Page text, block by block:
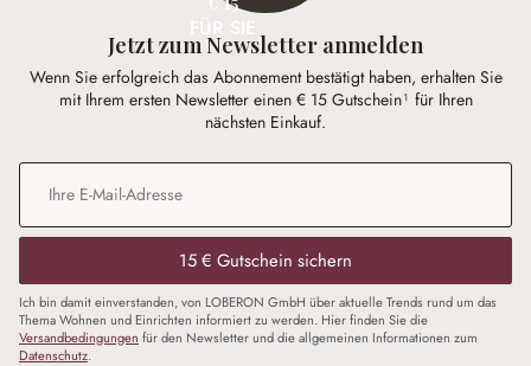
Jetzt zum Newsletter anmelden
Wenn Sie erfolgreich das Abonnement bestätigt haben, erhalten Sie
mit Ihrem ersten Newsletter einen € 15 Gutschein¹ für Ihren
nächsten Einkauf.
E-Mail-Adresse*
15 € Gutschein sichern
Ich bin damit einverstanden, von LOBERON GmbH über aktuelle Trends rund um das
Thema Wohnen und Einrichten informiert zu werden. Hier finden Sie die
Versandbedingungen für den Newsletter und die allgemeinen Informationen zum
Datenschutz.